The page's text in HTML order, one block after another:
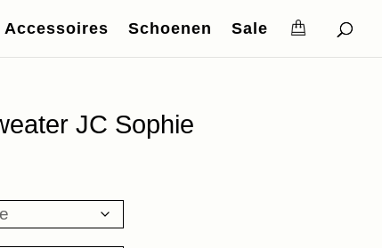
Accessoires Schoenen Sale
JC Sophie